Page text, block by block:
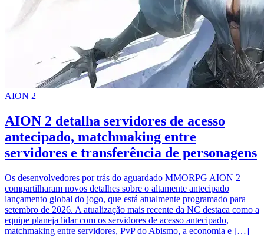
AION 2
AION 2 detalha servidores de acesso
antecipado, matchmaking entre
servidores e transferência de personagens
Os desenvolvedores por trás do aguardado MMORPG AION 2
compartilharam novos detalhes sobre o altamente antecipado
lançamento global do jogo, que está atualmente programado para
setembro de 2026. A atualização mais recente da NC destaca como a
equipe planeja lidar com os servidores de acesso antecipado,
matchmaking entre servidores, PvP do Abismo, a economia e […]